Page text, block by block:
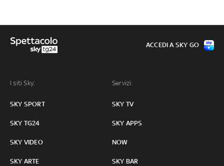
I siti Sky:
SKY SPORT
SKY TG24
SKY VIDEO
SKY ARTE
Servizi:
SKY TV
SKY APPS
NOW
SKY BAR
ACCEDI A SKY GO